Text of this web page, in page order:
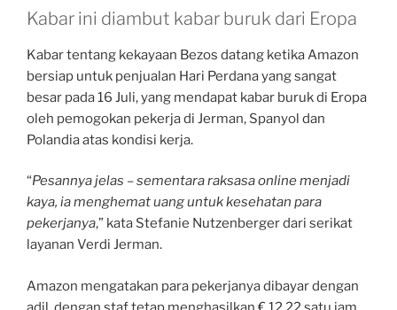
Kabar ini diambut kabar buruk dari Eropa
Kabar tentang kekayaan Bezos datang ketika Amazon
bersiap untuk penjualan Hari Perdana yang sangat
besar pada 16 Juli, yang mendapat kabar buruk di Eropa
oleh pemogokan pekerja di Jerman, Spanyol dan
Polandia atas kondisi kerja.
“Pesannya jelas – sementara raksasa online menjadi
kaya, ia menghemat uang untuk kesehatan para
pekerjanya,” kata Stefanie Nutzenberger dari serikat
layanan Verdi Jerman.
Amazon mengatakan para pekerjanya dibayar dengan